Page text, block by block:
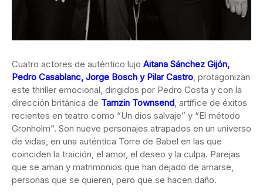
Cuatro actores de auténtico lujo Aitana Sánchez Gijón,
Pedro Casablanc, Jorge Bosch y Pilar Castro, protagonizan
este thriller emocional, dirigidos por Pedro Costa y con la
dirección británica de Tamzin Townsend, artífice de éxitos
recientes en teatro como “Un dios salvaje” y “El método
Gronholm”. Son nueve personajes atrapados en un universo
de vidas, en una auténtica Torre de Babel en las que
coinciden la traición, el amor, el deseo y la culpa. Parejas
que se aman y matrimonios que han dejado de amarse,
personas que se quieren, pero que se hacen daño.